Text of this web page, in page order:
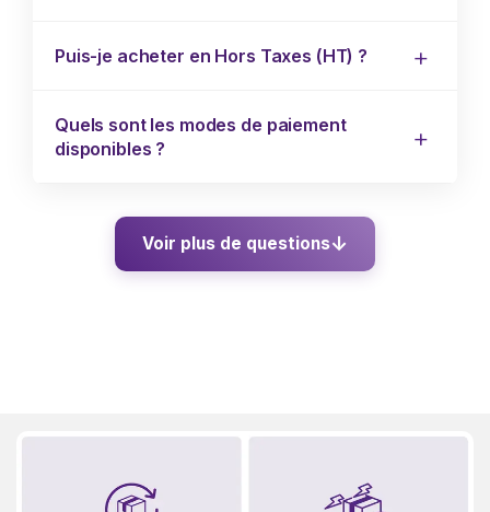
Puis-je acheter en Hors Taxes (HT) ?
Quels sont les modes de paiement
disponibles ?
Voir plus de questions